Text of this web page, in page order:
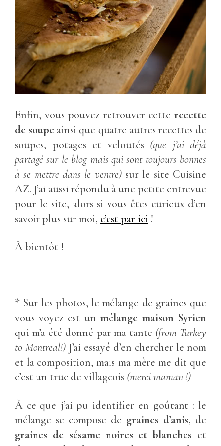
Enfin, vous pouvez retrouver cette recette
de soupe ainsi que quatre autres recettes de
soupes, potages et veloutés (que j’ai déjà
partagé sur le blog mais qui sont toujours bonnes
à se mettre dans le ventre) sur le site Cuisine
AZ. J’ai aussi répondu à une petite entrevue
pour le site, alors si vous êtes curieux d’en
savoir plus sur moi, c’est par ici !
À bientôt !
* Sur les photos, le mélange de graines que
vous voyez est un mélange maison Syrien
qui m’a été donné par ma tante (from Turkey
to Montreal!) J’ai essayé d’en chercher le nom
et la composition, mais ma mère me dit que
c’est un truc de villageois (merci maman !)
À ce que j’ai pu identifier en goûtant : le
mélange se compose de graines d’anis, de
graines de sésame noires et blanches et